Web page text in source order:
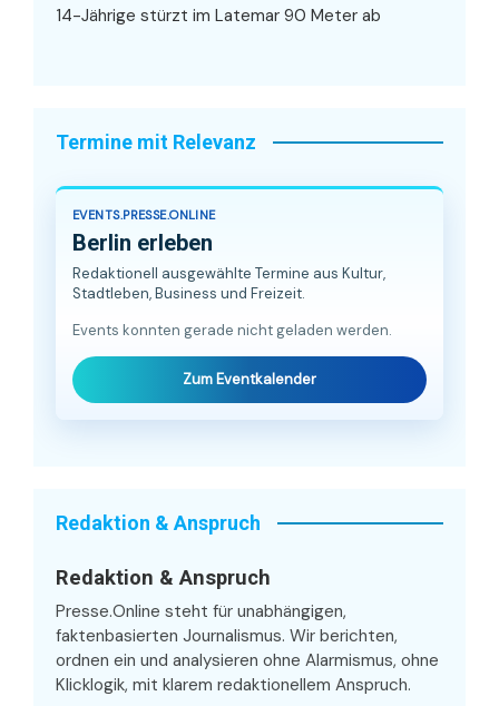
14-Jährige stürzt im Latemar 90 Meter ab
Termine mit Relevanz
EVENTS.PRESSE.ONLINE
Berlin erleben
Redaktionell ausgewählte Termine aus Kultur,
Stadtleben, Business und Freizeit.
Events konnten gerade nicht geladen werden.
Zum Eventkalender
Redaktion & Anspruch
Redaktion & Anspruch
Presse.Online steht für unabhängigen,
faktenbasierten Journalismus. Wir berichten,
ordnen ein und analysieren ohne Alarmismus, ohne
Klicklogik, mit klarem redaktionellem Anspruch.